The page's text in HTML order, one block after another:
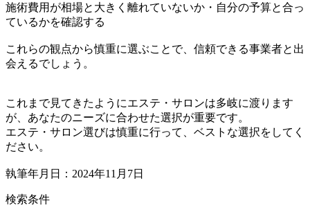
施術費用が相場と大きく離れていないか・自分の予算と合っ
ているかを確認する
これらの観点から慎重に選ぶことで、信頼できる事業者と出
会えるでしょう。
これまで見てきたようにエステ・サロンは多岐に渡ります
が、あなたのニーズに合わせた選択が重要です。
エステ・サロン選びは慎重に行って、ベストな選択をしてく
ださい。
執筆年月日：2024年11月7日
検索条件